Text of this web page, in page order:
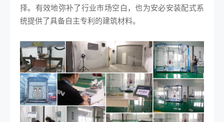
择。有效地弥补了行业市场空白，也为安必安装配式系
统提供了具备自主专利的建筑材料。